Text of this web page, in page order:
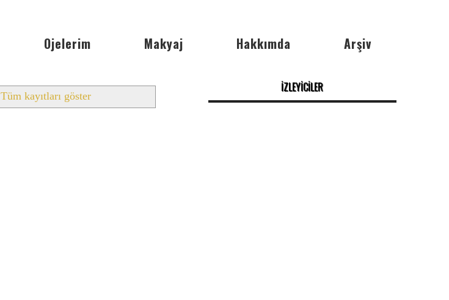
Ojelerim Makyaj Hakkımda Arşiv
Tüm kayıtları göster
İZLEYİCİLER